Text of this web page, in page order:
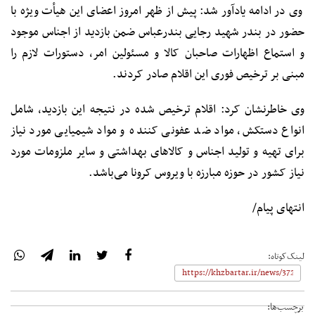
وی در ادامه یادآور شد: پیش از ظهر امروز اعضای این هیأت ویژه با
حضور در بندر شهید رجایی بندرعباس ضمن بازدید از اجناس موجود
و استماع اظهارات صاحبان کالا و مسئولین امر، دستورات لازم را
مبنی بر ترخیص فوری این اقلام صادر کردند.
وی خاطرنشان کرد: اقلام ترخیص شده در نتیجه این بازدید، شامل
انواع دستکش، مواد ضد عفونی کننده و مواد شیمیایی مورد نیاز
برای تهیه و تولید اجناس و کالاهای بهداشتی و سایر ملزومات مورد
نیاز کشور در حوزه مبارزه با ویروس کرونا می‌باشد.
انتهای پیام/
لینک‌کوتاه:
برچسب‌ها: